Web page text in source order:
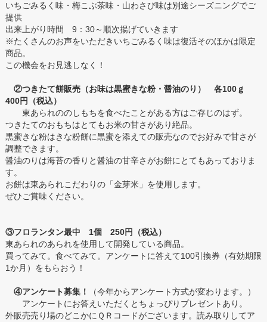
いちごみるく味・梅こぶ茶味・山わさび味は別途シーズニングでご
提供
出来上がり時間 9：30～順次揚げていきます
※たくさんのお声をいただきいちごみるく味は復活そのほかは限定
商品。
この機会をお見逃しなく！
②つきたて餅販売（お味は黒蜜きな粉・醤油のり） 各100ｇ
400円（税込）
東あられののしもちを食べたことがある方はご存じのはず。
つきたてのおもちはとてもお米の甘さがあり絶品。
黒蜜きな粉はきな粉餅に黒蜜を添えての販売なのでお好みで甘さが
調整できます。
醤油のりは海苔の香りと醤油の甘辛さがお餅にとてもあっておりま
す。
お餅は東あられこだわりの「金芽米」を使用します。
ぜひご賞味ください。
③フロランタン最中 1個 250円（税込）
東あられのあられを使用して開発している商品。
買ってみて。食べてみて。アンケートに答えて100引換券（有効期限
1か月）をもらおう！
④アンケート募集！
（今年からアンケート方式が変わります。）
アンケートにお答えいただくとちょっぴりプレゼントあり。
外販売売り場のどこかにＱＲコードがございます。読み取りしてア